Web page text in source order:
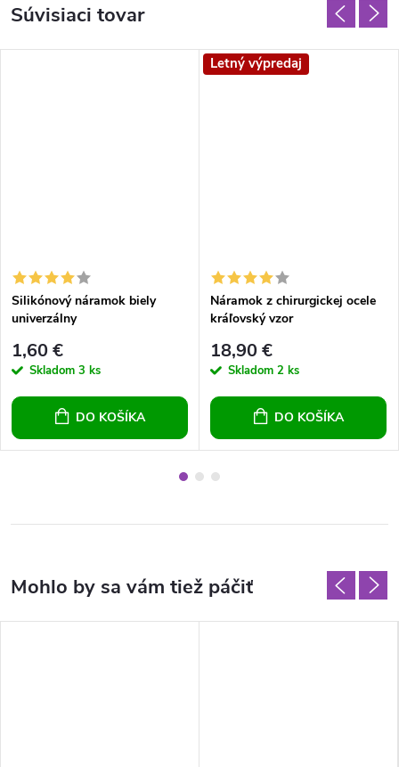
Súvisiaci tovar
Silikónový náramok biely
univerzálny
1,60 €
Skladom 3 ks
DO KOŠÍKA
Letný výpredaj
Náramok z chirurgickej ocele
kráľovský vzor
18,90 €
Skladom 2 ks
DO KOŠÍKA